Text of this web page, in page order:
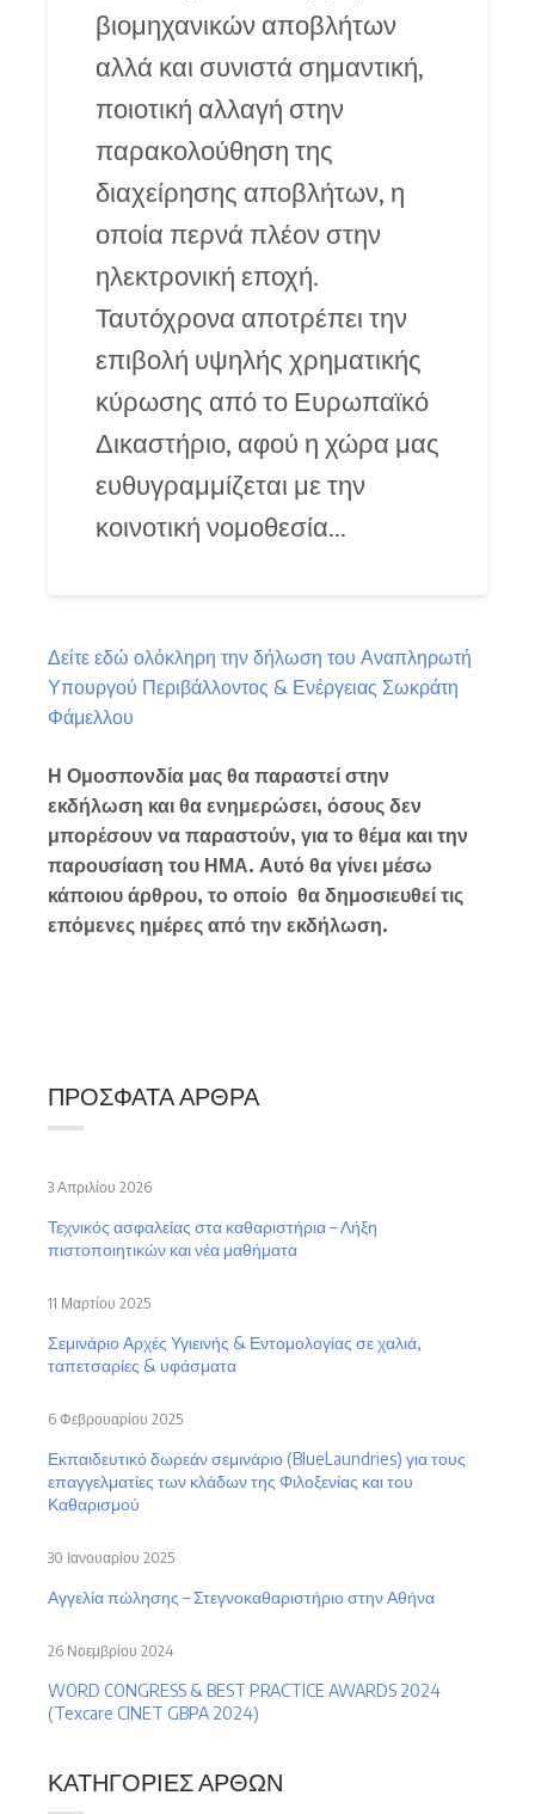
βιομηχανικών αποβλήτων
αλλά και συνιστά σημαντική,
ποιοτική αλλαγή στην
παρακολούθηση της
διαχείρησης αποβλήτων, η
οποία περνά πλέον στην
ηλεκτρονική εποχή.
Ταυτόχρονα αποτρέπει την
επιβολή υψηλής χρηματικής
κύρωσης από το Ευρωπαϊκό
Δικαστήριο, αφού η χώρα μας
ευθυγραμμίζεται με την
κοινοτική νομοθεσία…
Δείτε εδώ ολόκληρη την δήλωση του Αναπληρωτή
Υπουργού Περιβάλλοντος & Ενέργειας Σωκράτη
Φάμελλου
Η Ομοσπονδία μας θα παραστεί στην
εκδήλωση και θα ενημερώσει, όσους δεν
μπορέσουν να παραστούν, για το θέμα και την
παρουσίαση του ΗΜΑ. Αυτό θα γίνει μέσω
κάποιου άρθρου, το οποίο θα δημοσιευθεί τις
επόμενες ημέρες από την εκδήλωση.
ΠΡΌΣΦΑΤΑ ΆΡΘΡΑ
Τεχνικός ασφαλείας στα καθαριστήρια – Λήξη
πιστοποιητικών και νέα μαθήματα
3 Απριλίου 2026
Σεμινάριο Αρχές Υγιεινής & Εντομολογίας σε χαλιά,
ταπετσαρίες & υφάσματα
11 Μαρτίου 2025
Εκπαιδευτικό δωρεάν σεμινάριο (BlueLaundries) για τους
επαγγελματίες των κλάδων της Φιλοξενίας και του
Καθαρισμού
6 Φεβρουαρίου 2025
Αγγελία πώλησης – Στεγνοκαθαριστήριο στην Αθήνα
30 Ιανουαρίου 2025
WORD CONGRESS & BEST PRACTICE AWARDS 2024
(Texcare CINET GBPA 2024)
26 Νοεμβρίου 2024
ΚΑΤΗΓΟΡΊΕΣ ΆΡΘΩΝ